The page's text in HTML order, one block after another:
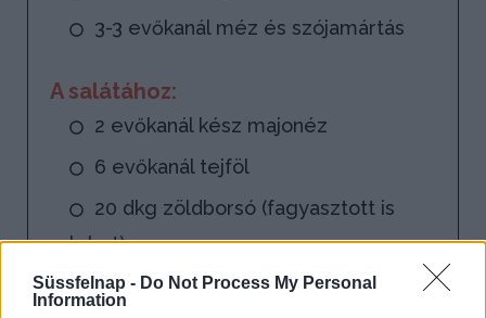
Süssfelnap - Do Not Process My Personal
Information
3-3 evőkanál méz és szójamártás
A salátához:
2 evőkanál kész majonéz
6 evőkanál tejföl
20 dkg zöldborsó (fagyasztott is
lehet)
20 dkg fagyasztott kukorica